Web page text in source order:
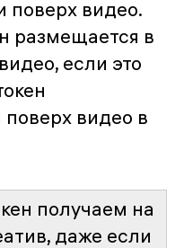
поверх видео.
размещается в
если это
видео в
получаем на
даже если